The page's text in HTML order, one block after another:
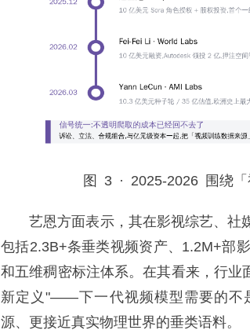
图 3 · 2025-2026 围绕「
艺恩方面表示，其在影视综艺、社
包括2.3B+条垂类视频资产、1.2M+部
和五维稠密标注体系。在其看来，行
新定义"——下一代视频模型需要的不
源、更接近真实物理世界的垂类语料。